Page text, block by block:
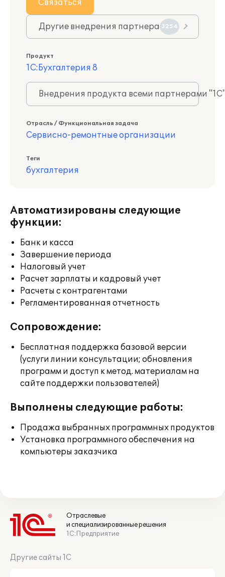
Связаться
Другие внедрения партнера 3254
Продукт
1С:Бухгалтерия 8
Внедрения продукта всеми партнерами
Отрасль / Функциональная задача
Сервисно-ремонтные организации
Теги
бухгалтерия
Автоматизированы следующие
функции:
Банк и касса
Завершение периода
Налоговый учет
Расчет зарплаты и кадровый учет
Расчеты с контрагентами
Регламентированная отчетность
Сопровождение:
Бесплатная поддержка базовой версии
(услуги линии консультации; обновления
программ и доступ к метод. материалам на
сайте поддержки пользователей)
Выполнены следующие работы:
Продажа выбранных программных продуктов
Установка программного обеспечения на
компьютеры заказчика
Отраслевые
и специализированные решения
1С:Предприятие
Другие сайты 1С